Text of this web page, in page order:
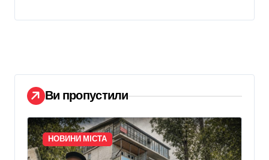
Ви пропустили
НОВИНИ МІСТА